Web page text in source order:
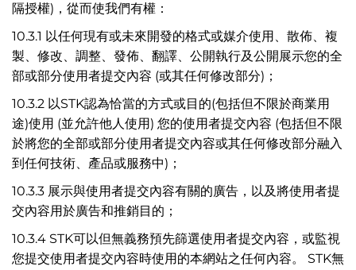
隔授權)，從而使我們有權：
10.3.1 以任何現有或未來開發的格式或媒介使用、散佈、複
製、修改、調整、發佈、翻譯、公開執行及公開展示您的全
部或部分使用者提交內容 (或其任何修改部分)；
10.3.2 以STK認為恰當的方式或目的(包括但不限於商業用
途)使用 (並允許他人使用) 您的使用者提交內容 (包括但不限
於將您的全部或部分使用者提交內容或其任何修改部分融入
到任何技術、產品或服務中)；
10.3.3 展示與使用者提交內容有關的廣告，以及將使用者提
交內容用於廣告和推銷目的；
10.3.4 STK可以但無義務預先篩選使用者提交內容，或監視
您提交使用者提交內容時使用的本網站之任何內容。 STK無